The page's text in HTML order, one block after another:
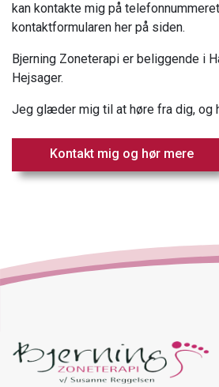
kan kontakte mig på telefonnummeret
kontaktformularen her på siden.
Bjerning Zoneterapi er beliggende i
Hejsager.
Jeg glæder mig til at høre fra dig, og
Kontakt mig og hør mere